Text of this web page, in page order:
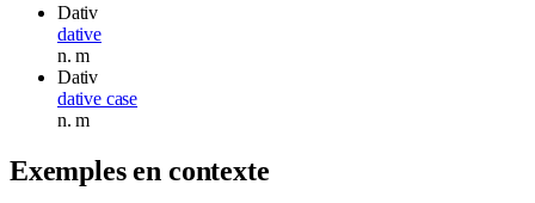
Dativ
dative
n.m
Dativ
dative case
n.m
Exemples en contexte